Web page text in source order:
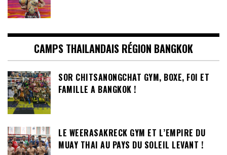
CAMPS THAILANDAIS RÉGION BANGKOK
SOR CHITSANONGCHAT GYM, BOXE, FOI ET
FAMILLE A BANGKOK !
LE WEERASAKRECK GYM ET L’EMPIRE DU
MUAY THAI AU PAYS DU SOLEIL LEVANT !